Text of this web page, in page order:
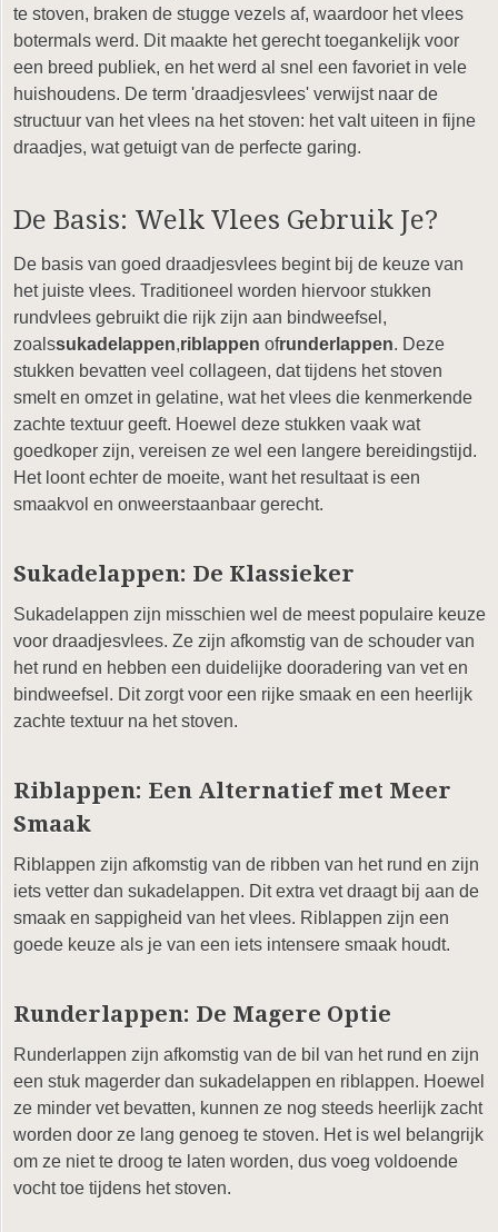
te stoven, braken de stugge vezels af, waardoor het vlees
botermals werd. Dit maakte het gerecht toegankelijk voor
een breed publiek, en het werd al snel een favoriet in vele
huishoudens. De term 'draadjesvlees' verwijst naar de
structuur van het vlees na het stoven: het valt uiteen in fijne
draadjes, wat getuigt van de perfecte garing.
De Basis: Welk Vlees Gebruik Je?
De basis van goed draadjesvlees begint bij de keuze van
het juiste vlees. Traditioneel worden hiervoor stukken
rundvlees gebruikt die rijk zijn aan bindweefsel,
zoalssukadelappen,riblappen ofrunderlappen. Deze
stukken bevatten veel collageen, dat tijdens het stoven
smelt en omzet in gelatine, wat het vlees die kenmerkende
zachte textuur geeft. Hoewel deze stukken vaak wat
goedkoper zijn, vereisen ze wel een langere bereidingstijd.
Het loont echter de moeite, want het resultaat is een
smaakvol en onweerstaanbaar gerecht.
Sukadelappen: De Klassieker
Sukadelappen zijn misschien wel de meest populaire keuze
voor draadjesvlees. Ze zijn afkomstig van de schouder van
het rund en hebben een duidelijke dooradering van vet en
bindweefsel. Dit zorgt voor een rijke smaak en een heerlijk
zachte textuur na het stoven.
Riblappen: Een Alternatief met Meer
Smaak
Riblappen zijn afkomstig van de ribben van het rund en zijn
iets vetter dan sukadelappen. Dit extra vet draagt bij aan de
smaak en sappigheid van het vlees. Riblappen zijn een
goede keuze als je van een iets intensere smaak houdt.
Runderlappen: De Magere Optie
Runderlappen zijn afkomstig van de bil van het rund en zijn
een stuk magerder dan sukadelappen en riblappen. Hoewel
ze minder vet bevatten, kunnen ze nog steeds heerlijk zacht
worden door ze lang genoeg te stoven. Het is wel belangrijk
om ze niet te droog te laten worden, dus voeg voldoende
vocht toe tijdens het stoven.